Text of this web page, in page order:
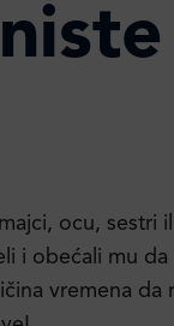
ocu, sestri
i obećali mu
vremena da